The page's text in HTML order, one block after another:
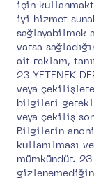
için
iyi hizmet
sağlayabilmek
varsa
ait reklam,
23 YETENEK
veya çekilişlere
bilgileri
veya çekiliş
Bilgilerin
kullanılması
mümkündür. 23